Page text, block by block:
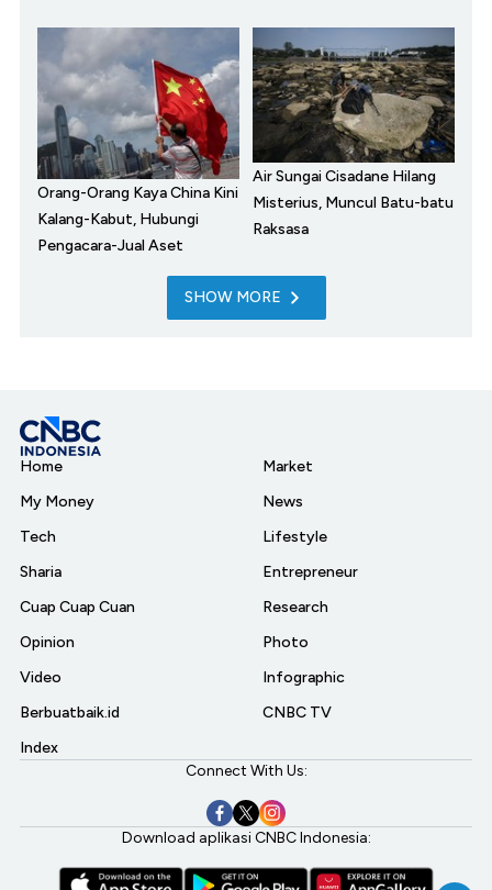
Orang-Orang Kaya China Kini
Kalang-Kabut, Hubungi
Pengacara-Jual Aset
Air Sungai Cisadane Hilang
Misterius, Muncul Batu-batu
Raksasa
SHOW MORE
Home
My Money
Tech
Sharia
Cuap Cuap Cuan
Opinion
Video
Berbuatbaik.id
Index
Market
News
Lifestyle
Entrepreneur
Research
Photo
Infographic
CNBC TV
Connect With Us:
Download aplikasi CNBC Indonesia: